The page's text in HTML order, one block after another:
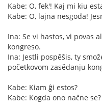
Kabe: O, fek'! Kaj mi kiu
Kabe: O, lajna nesgoda!
Ina: Se vi hastos, vi povas
kongreso.
Ina: Jestli pospěšis, ty
početkovom zasědanju
Kabe: Kiam ĝi estos?
Kabe: Kogda ono načne se?